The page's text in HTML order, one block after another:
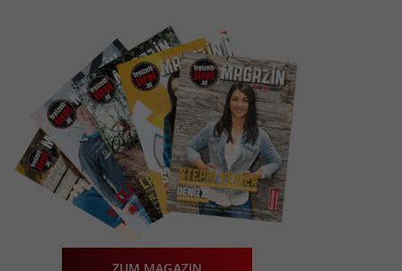
ZUM MAGAZIN